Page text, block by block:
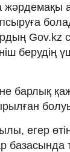
Gov.kz
берудің
барлық
егер
базасында